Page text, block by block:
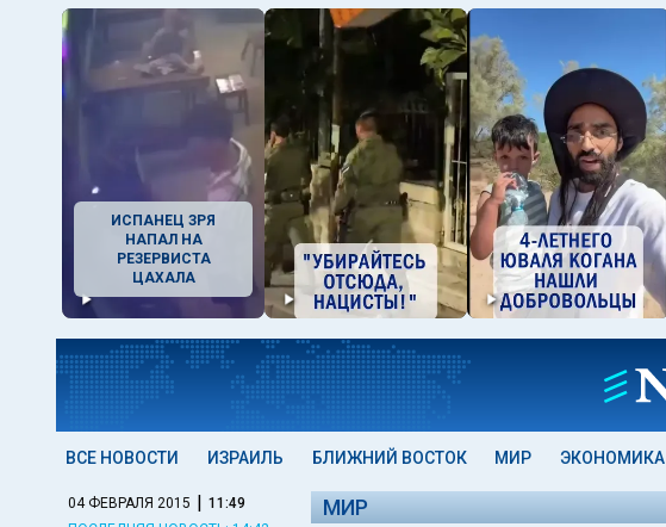
ИСПАНЕЦ ЗРЯ
НАПАЛ НА
РЕЗЕРВИСТА
ЦАХАЛА
ВСЕ НОВОСТИ ИЗРАИЛЬ БЛИЖНИЙ ВОСТОК МИР ЭКОНОМИКА
04 ФЕВРАЛЯ 2015 | 11:49
МИР